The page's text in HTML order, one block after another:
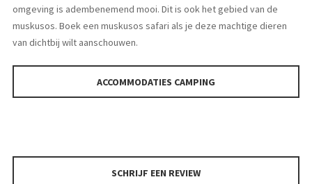
omgeving is adembenemend mooi. Dit is ook het gebied van de
muskusos. Boek een muskusos safari als je deze machtige dieren
van dichtbij wilt aanschouwen.
ACCOMMODATIES CAMPING
SCHRIJF EEN REVIEW